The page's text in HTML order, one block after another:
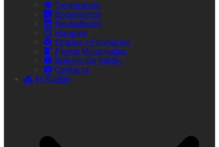
Corporación
Documentos
Recaudación
Horarios
Empleo y Formación
Plenos Municipales
Boletín «De Valde»
Contacta
El Pueblo